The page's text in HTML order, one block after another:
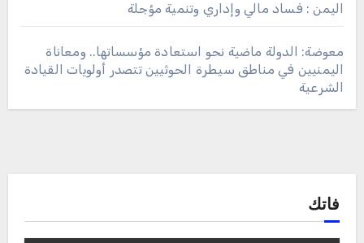
اليمن : فساد مالي وإداري وتنمية مؤجلة
معوضة: الدولة ماضية نحو استعادة مؤسساتها.. ومعاناة
اليمنيين في مناطق سيطرة الحوثيين تتصدر أولويات القيادة
الشرعية
فاتك